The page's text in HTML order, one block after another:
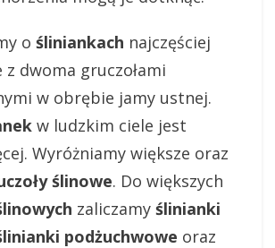
o śliniankach najczęściej
z dwoma gruczołami
w obrębie jamy ustnej.
w ludzkim ciele jest
Wyróżniamy większe oraz
ślinowe. Do większych
zaliczamy ślinianki
podżuchwowe oraz